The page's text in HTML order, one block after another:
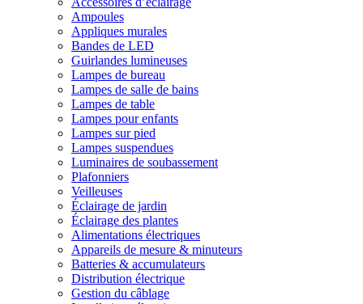
Ampoules
Appliques murales
Bandes de LED
Guirlandes lumineuses
Lampes de bureau
Lampes de salle de bains
Lampes de table
Lampes pour enfants
Lampes sur pied
Lampes suspendues
Luminaires de soubassement
Plafonniers
Veilleuses
Éclairage de jardin
Éclairage des plantes
Alimentations électriques
Appareils de mesure & minuteurs
Batteries & accumulateurs
Distribution électrique
Gestion du câblage